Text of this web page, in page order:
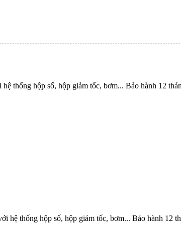
thống hộp số, hộp giảm tốc, bơm... Bảo hành 12
hệ thống hộp số, hộp giảm tốc, bơm... Bảo hành 12